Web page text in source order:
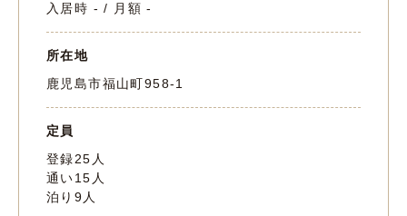
入居時 - / 月額 -
所在地
鹿児島市福山町958-1
定員
登録25人
通い15人
泊り9人